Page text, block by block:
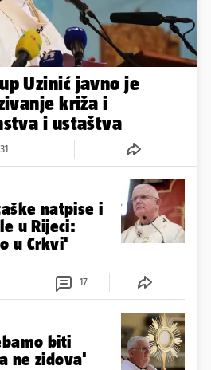
Uzinić javno je
križa i
i ustaštva
31
natpise i
u Rijeci:
u Crkvi'
17
biti
ne zidova'